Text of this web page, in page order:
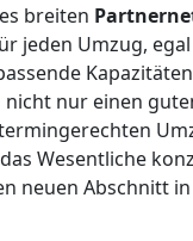
breiten
jeden Umzug,
nur einen
Wesentliche
neuen Abschnitt